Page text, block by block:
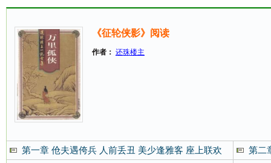
《征轮侠影》阅读
作者： 还珠楼主
第一章 伧夫遇侉兵 人前丢丑 美少逢雅客 座上联欢
第二